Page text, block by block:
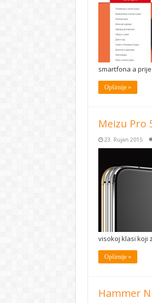
smartfona a
Opširnije »
Meizu Pro
23. Rujan 2015
visokoj klasi koji
Opširnije »
Hammer